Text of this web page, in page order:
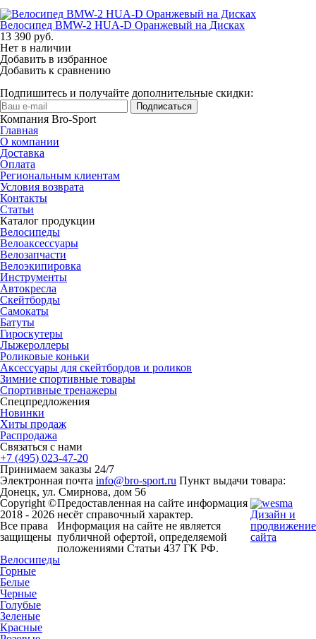
Велосипед BMW-2 HUA-D Оранжевый на Дисках
13 390 руб.
Нет в наличии
Добавить в избранное
Добавить к сравнению
Подпишитесь и получайте дополнительные скидки:
Подписаться
Компания Bro-Sport
Главная
О компании
Доставка
Оплата
Региональным клиентам
Условия возврата
Контакты
Статьи
Каталог продукции
Велосипеды
Велоаксессуары
Велозапчасти
Велоэкипировка
Инструменты
Автокресла
Скейтборды
Самокаты
Батуты
Гироскутеры
Лыжероллеры
Роликовые коньки
Аксессуары для скейтбордов и роликов
Зимние спортивные товары
Спортивные тренажеры
Спецпредложения
Новинки
Хиты продаж
Распродажа
Связаться с нами
+7 (495) 023-47-20
Принимаем заказы 24/7
Электронная почта info@bro-sport.ru Пункт выдачи товара:
Донецк, ул. Смирнова, дом 56
Copyright ©
2018 - 2026
Все права
защищены
Предоставленная на сайте информация
несёт справочный характер.
Информация на сайте не является
публичной офертой, определяемой
положениями Статьи 437 ГК РФ.
Дизайн и
продвижение
сайта
Велосипеды
Горные
Белые
Черные
Голубые
Зеленые
Красные